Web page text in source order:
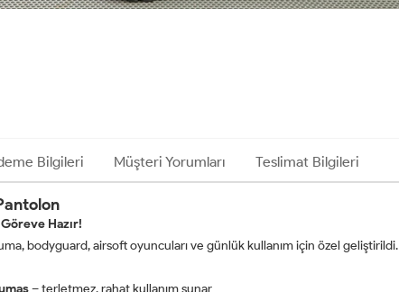
Bilgileri Müşteri Yorumları Teslimat Bilgileri
Hazır!
bodyguard, airsoft oyuncuları ve günlük kullanım için özel geliştirildi.